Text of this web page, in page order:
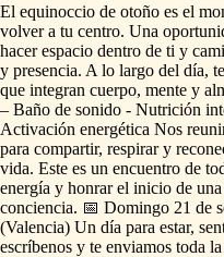
El equinoccio de otoño es el
volver a tu centro. Una
hacer espacio dentro de ti y
y presencia. A lo largo del día, te
que integran cuerpo, mente y
– Baño de sonido - Nutrición
Activación energética Nos
para compartir, respirar y
vida. Este es un encuentro de
energía y honrar el inicio de una
conciencia. 📅 Domingo 21 de
(Valencia) Un día para estar,
escríbenos y te enviamos toda la